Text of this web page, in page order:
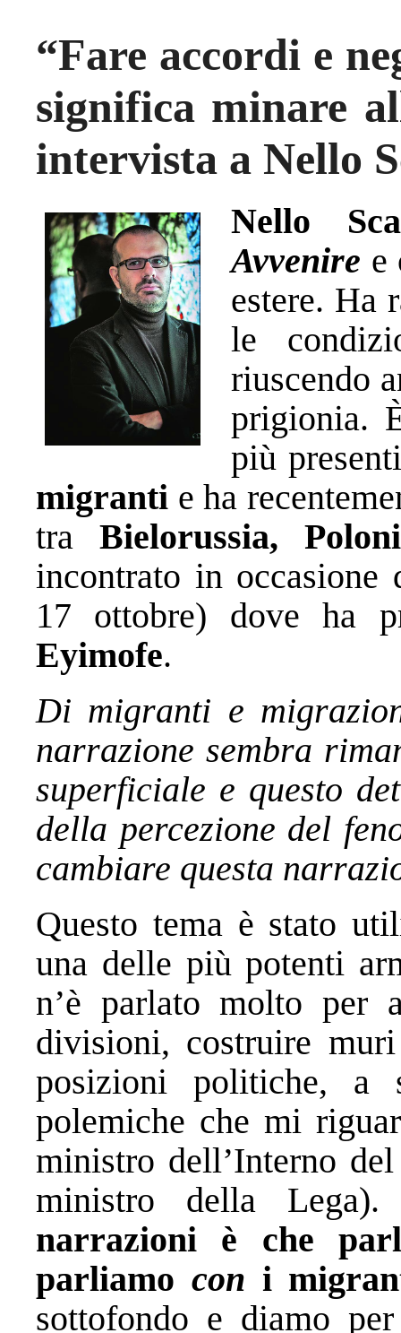
“Fare accordi e
significa minare
intervista a Nello
Nello
Avvenire e
estere. Ha
le
riuscendo
prigionia.
più
migranti e ha
tra Bielorussia,
incontrato in
17 ottobre) dove ha
Eyimofe.
Di migranti e
narrazione sembra
superficiale e questo
della percezione del
cambiare questa
Questo tema è stato
una delle più potenti
n’è parlato molto per
divisioni, costruire
posizioni politiche, a
polemiche che mi
ministro dell’Interno
ministro della
narrazioni è che
parliamo con i
sottofondo e diamo